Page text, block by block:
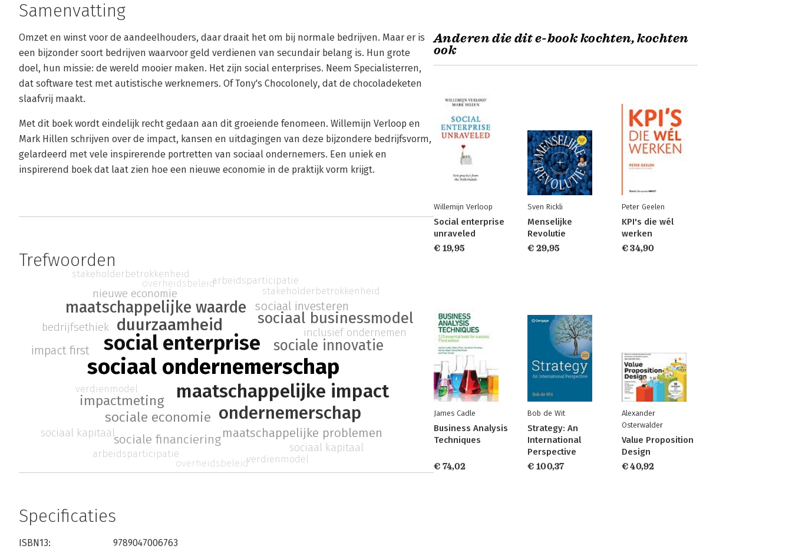
Samenvatting
Omzet en winst voor de aandeelhouders, daar draait het om bij normale bedrijven. Maar er is
een bijzonder soort bedrijven waarvoor geld verdienen van secundair belang is. Hun grote
doel, hun missie: de wereld mooier maken. Het zijn social enterprises. Neem Specialisterren,
dat software test met autistische werknemers. Of Tony's Chocolonely, dat de chocoladeketen
slaafvrij maakt.
Met dit boek wordt eindelijk recht gedaan aan dit groeiende fenomeen. Willemijn Verloop en
Mark Hillen schrijven over de impact, kansen en uitdagingen van deze bijzondere bedrijfsvorm,
gelardeerd met vele inspirerende portretten van sociaal ondernemers. Een uniek en
inspirerend boek dat laat zien hoe een nieuwe economie in de praktijk vorm krijgt.
Trefwoorden
sociaal ondernemerschap
social enterprise
maatschappelijke impact
duurzaamheid
ondernemerschap
maatschappelijke waarde
sociaal businessmodel
sociale innovatie
sociale economie
impactmeting
maatschappelijke problemen
sociale financiering
sociaal investeren
impact first
inclusief ondernemen
bedrijfsethiek
nieuwe economie
verdienmodel
overheidsbeleidarbeidsparticipatie
stakeholderbetrokkenheid
sociaal kapitaal
verdienmodel
overheidsbeleid
arbeidsparticipatie
stakeholderbetrokkenheid
sociaal kapitaal
Specificaties
ISBN13:
9789047006763
Anderen die dit e-book kochten, kochten
ook
Willemijn Verloop
Social enterprise
unraveled
€ 19,95
Sven Rickli
Menselijke
Revolutie
€ 29,95
Peter Geelen
KPI's die wél
werken
€ 34,90
James Cadle
Business Analysis
Techniques
€ 74,02
Bob de Wit
Strategy: An
International
Perspective
€ 100,37
Alexander
Osterwalder
Value Proposition
Design
€ 40,92